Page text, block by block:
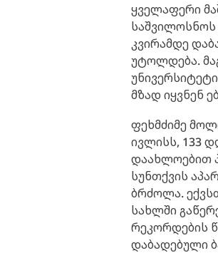
ყველაფერი
საშვილოსნოს
კვირამდე
უტოლდება.
მზად იყვნენ
ფეხმძიმე
ივლისს, 133
დაახლოებით
სუნთქვის
ბრძოლა.
სახლში
რეკორდების
დაბადებული